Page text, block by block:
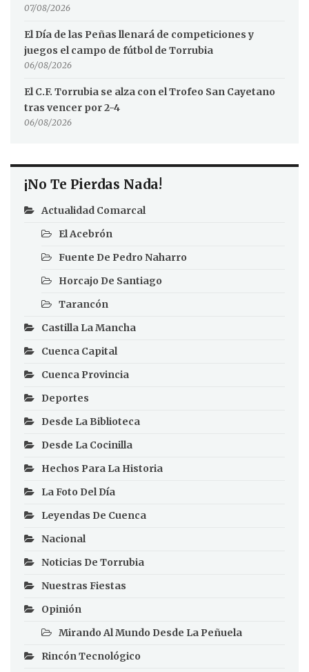
07/08/2026
El Día de las Peñas llenará de competiciones y
juegos el campo de fútbol de Torrubia
06/08/2026
El C.F. Torrubia se alza con el Trofeo San Cayetano
tras vencer por 2-4
06/08/2026
¡No Te Pierdas Nada!
Actualidad Comarcal
El Acebrón
Fuente De Pedro Naharro
Horcajo De Santiago
Tarancón
Castilla La Mancha
Cuenca Capital
Cuenca Provincia
Deportes
Desde La Biblioteca
Desde La Cocinilla
Hechos Para La Historia
La Foto Del Día
Leyendas De Cuenca
Nacional
Noticias De Torrubia
Nuestras Fiestas
Opinión
Mirando Al Mundo Desde La Peñuela
Rincón Tecnológico